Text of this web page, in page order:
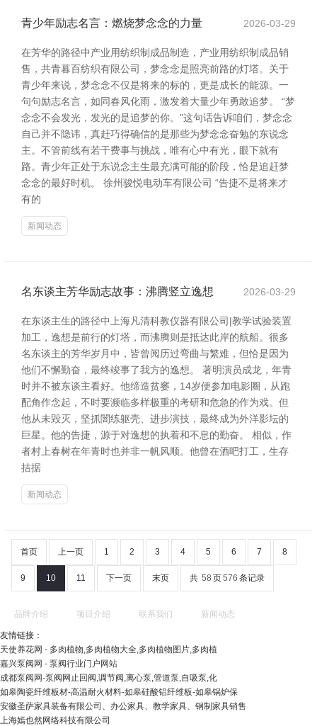
青少年励志名言：燃烧梦念念的力量 2026-03-29
在芳华的路径中产业用纺织制成品制造，产业用纺织制成品销
售，共青暮百纺织有限公司，梦念念是照亮前路的灯塔。关于
青少年来说，梦念念不仅是将来的标的，更是成长的能源。一
句句励志名言，如同春风化雨，激发着大量少年勇敢追梦。 “梦
念念不会发光，发光的是追梦的你。”这句话告诉咱们，梦念念
自己并不隐讳，真赶巧得确信的是那些为梦念念奋勉的东说念
主。不管前线有若干费事与挑战，唯有心中有光，眼下就有
路。青少年正处于东说念主生最充满可能的阶段，恰是追赶梦
念念的最好时机。 徐州骏悦电动车有限公司 “告捷不是将来才
有的
新闻动态
名东谈主芳华励志故事：沸腾竖立逸想 2026-03-29
在东谈主生的路径中上海凡清科教仪器有限公司|教学试验装置
加工，逸想是前行的灯塔，而沸腾则是抵达此岸的航船。很多
名东谈主的芳华岁月中，皆曾阅历过弯曲与繁难，但恰是因为
他们不懈勤奋，最终竣事了我方的逸想。 著明演员成龙，年青
时并不被东谈主看好。他缔造贫窭，14岁便参加电影圈，从跑
配角作念起，不时要濒临多样极重的考研和危急的作为戏。但
他从未毁灭，坚抓闇练躯壳、进步演技，最终成为外洋影坛的
巨星。他的告捷，源于对逸想的执着和不息的勤奋。 相似，作
者村上春树在年青时也并非一帆风顺。他曾在酒吧打工，生存
拮据
新闻动态
首页 上一页 1 2 3 4 5 6 7 8
9 10 11 下一页 末页 共 58 页576 条记录
品牌介绍 项目介绍 联系我们 新闻动态
友情链接：
天使养花网 - 多肉植物,多肉植物大全,多肉植物图片,多肉植
嘉兴泵阀网 - 泵阀行业门户网站
成都泵阀网-泵阀网止回阀,调节阀,离心泵,管道泵,自吸泵,化
如皋陶瓷纤维板材-高温耐火材料-如皋硅酸铝纤维板-如皋锅炉保
安徽圣萨家具装备有限公司、办公家具、教学家具、钢制家具销售
上海嫣也然网络科技有限公司